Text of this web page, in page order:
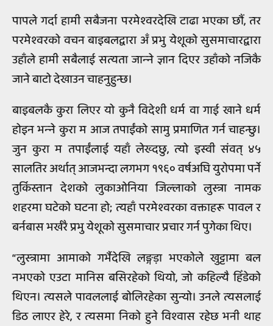
पापले गर्दा हामी सबैजना परमेश्‍वरदेखि टाढा भएका छौं, तर
परमेश्‍वरको वचन बाइबलद्वारा अँ प्रभु येशूको सुसमाचारद्वारा
उहाँले हामी सबैलाई सत्यता जान्‍ने ज्ञान दिएर उहाँको नजिकै
जाने बाटो देखाउन चाहनुहुन्छ।
बाइबलकै कुरा लिएर यो कुनै विदेशी धर्म वा गाई खाने धर्म
होइन भन्‍ने कुरा म आज तपाईंको सामु प्रमाणित गर्न चाहन्छु।
जुन कुरा म तपाईंलाई यहाँ लेख्दछु, त्यो इस्वी संवत् ४५
सालतिर अर्थात् आजभन्दा लगभग १९६० वर्षअघि युरोपमा पर्ने
तुर्किस्तान देशको लुकाओनिया जिल्लाको लुस्त्रा नामक
शहरमा घटेको घटना हो; त्यहाँ परमेश्‍वरका वक्ताहरू पावल र
बर्नबास भर्खरै प्रभु येशूको सुसमाचार प्रचार गर्न पुगेका थिए।
“लुस्त्रामा आमाको गर्भैदेखि लङ्गड़ा भएकोले खुट्टामा बल
नभएको एउटा मानिस बसिरहेको थियो, जो कहिल्यै हिँडेको
थिएन। त्यसले पावललाई बोलिरहेका सुन्यो। उनले त्यसलाई
डिठ लाएर हेरे, र त्यसमा निको हुने विश्‍वास रहेछ भनी थाह